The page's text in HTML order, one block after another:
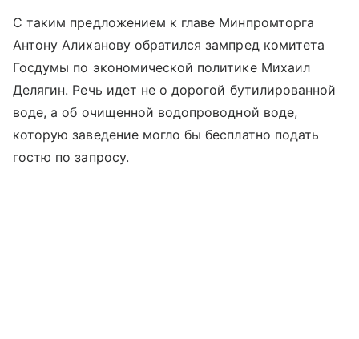
С таким предложением к главе Минпромторга
Антону Алиханову обратился зампред комитета
Госдумы по экономической политике Михаил
Делягин. Речь идет не о дорогой бутилированной
воде, а об очищенной водопроводной воде,
которую заведение могло бы бесплатно подать
гостю по запросу.